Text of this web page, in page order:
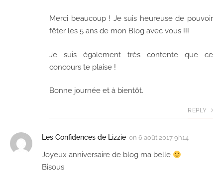
Merci beaucoup ! Je suis heureuse de pouvoir
fêter les 5 ans de mon Blog avec vous !!!
Je suis également très contente que ce
concours te plaise !
Bonne journée et à bientôt.
REPLY
Les Confidences de Lizzie on 6 août 2017 9h14
Joyeux anniversaire de blog ma belle
Bisous